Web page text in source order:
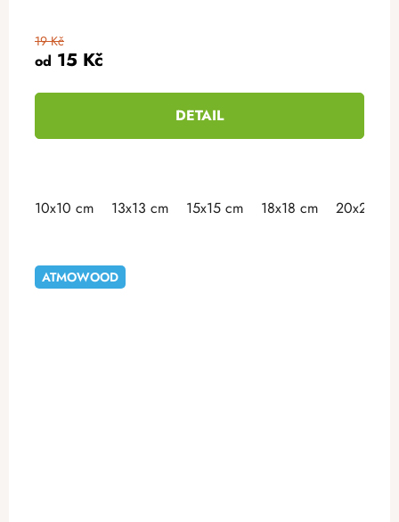
od 15 Kč
19 Kč
DETAIL
10x10 cm 13x13 cm 15x15 cm 18x18 cm 20x20 cm
ATMOWOOD